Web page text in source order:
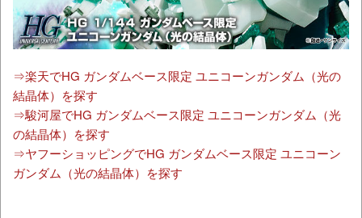
⇒楽天でHG ガンダムベース限定 ユニコーンガンダム（光の
結晶体）を探す
⇒駿河屋でHG ガンダムベース限定 ユニコーンガンダム（光
の結晶体）を探す
⇒ヤフーショッピングでHG ガンダムベース限定 ユニコーン
ガンダム（光の結晶体）を探す